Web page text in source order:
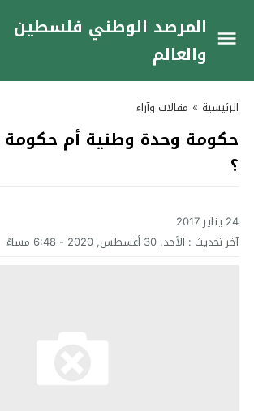
المرصد الوطني فلسطين
والعالم
الرئيسية » مقالات وآراء
حكومة وحدة وطنية أم حكومة
؟
24 يناير 2017
آخر تحديث : الأحد, 30 أغسطس, 2020 - 6:48 مساءً